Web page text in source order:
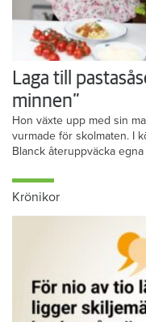
Laga till
minnen”
Hon växte upp med sin
vurmade för skolmaten. I
Blanck återuppväcka
Krönikor